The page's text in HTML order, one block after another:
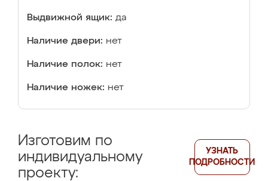
Выдвижной ящик: да
Наличие двери: нет
Наличие полок: нет
Наличие ножек: нет
Изготовим по
индивидуальному
проекту:
УЗНАТЬ
ПОДРОБНОСТИ